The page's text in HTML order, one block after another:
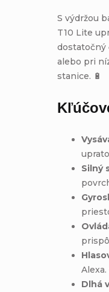
S výdržou
T10 Lite
dostatočný
alebo pri
stanice. 🔋
Silný
Alexa.
Dlhá